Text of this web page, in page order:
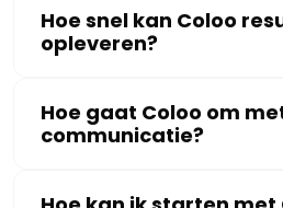
Hoe snel kan Coloo
opleveren?
Hoe gaat Coloo om
communicatie?